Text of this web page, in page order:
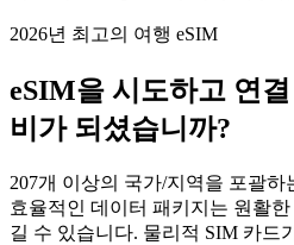
2026년 최고의 여행 eSIM
eSIM을 시도하고 연
비가 되셨습니까?
207개 이상의 국가/지역을 포괄
효율적인 데이터 패키지는 원활
길 수 있습니다. 물리적 SIM 카드